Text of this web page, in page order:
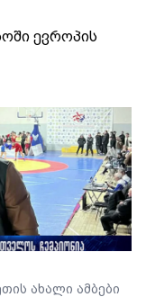
ევროპის
ახალი ამბები